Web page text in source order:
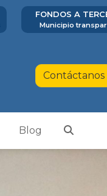
FONDOS A
Municipio
Contáctanos
Blog